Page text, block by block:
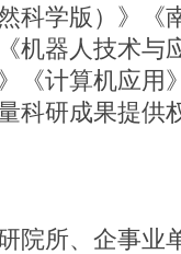
科学版）》《
机器人技术与
《计算机应用
科研成果提供
院所、企事业